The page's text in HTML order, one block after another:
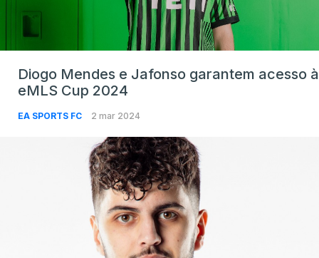
Diogo Mendes e Jafonso garantem acesso à
eMLS Cup 2024
EA SPORTS FC 2 mar 2024